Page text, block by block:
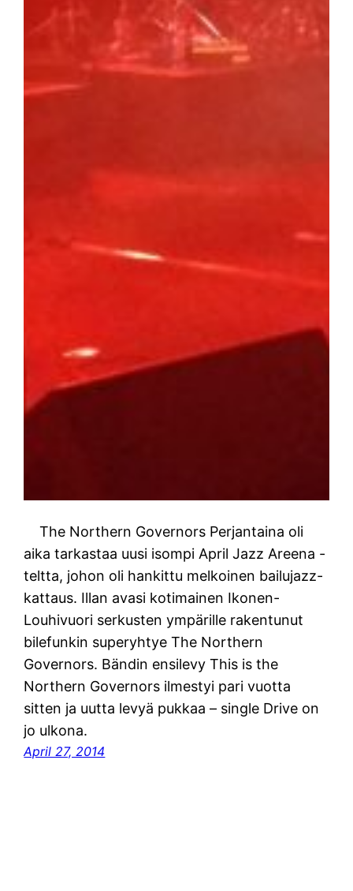
The Northern Governors Perjantaina oli
aika tarkastaa uusi isompi April Jazz Areena -
teltta, johon oli hankittu melkoinen bailujazz-
kattaus. Illan avasi kotimainen Ikonen-
Louhivuori serkusten ympärille rakentunut
bilefunkin superyhtye The Northern
Governors. Bändin ensilevy This is the
Northern Governors ilmestyi pari vuotta
sitten ja uutta levyä pukkaa – single Drive on
jo ulkona.
April 27, 2014